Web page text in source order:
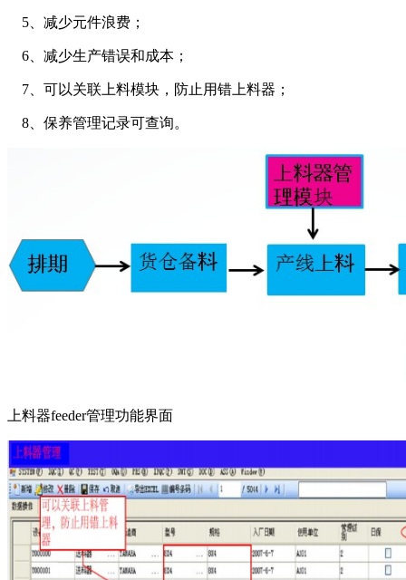
5、减少元件浪费；
6、减少生产错误和成本；
7、可以关联上料模块，防止用错上料器；
8、保养管理记录可查询。
上料器feeder管理功能界面